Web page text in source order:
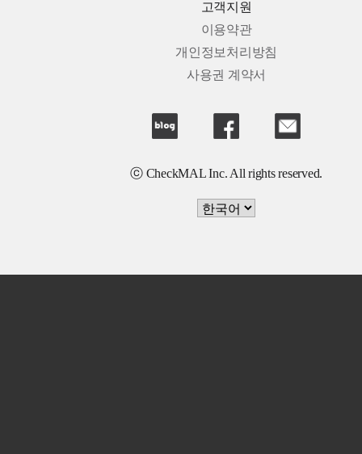
고객지원
이용약관
개인정보처리방침
사용권 계약서
ⓒ CheckMAL Inc. All rights reserved.